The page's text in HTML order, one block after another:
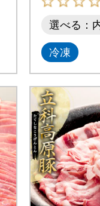
選べる：
冷凍